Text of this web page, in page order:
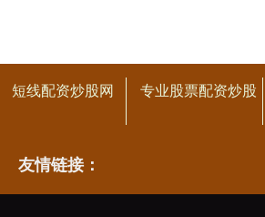
短线配资炒股网 专业股票配资炒股
友情链接：